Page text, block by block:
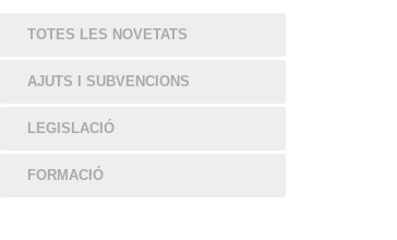
TOTES LES NOVETATS
AJUTS I SUBVENCIONS
LEGISLACIÓ
FORMACIÓ